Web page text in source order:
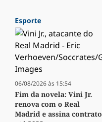
Esporte
06/08/2026 às 15:54
Fim da novela: Vini Jr.
renova com o Real
Madrid e assina contrato